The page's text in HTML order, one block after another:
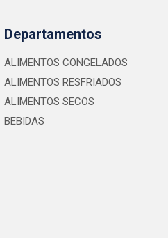
Departamentos
ALIMENTOS CONGELADOS
ALIMENTOS RESFRIADOS
ALIMENTOS SECOS
BEBIDAS